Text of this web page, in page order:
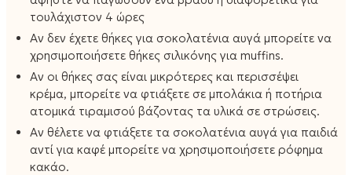
τουλάχιστον 4 ώρες
Αν δεν έχετε θήκες για σοκολατένια αυγά μπορείτε να
χρησιμοποιήσετε θήκες σιλικόνης για muffins.
Αν οι θήκες σας είναι μικρότερες και περισσέψει
κρέμα, μπορείτε να φτιάξετε σε μπολάκια ή ποτήρια
ατομικά τιραμισού βάζοντας τα υλικά σε στρώσεις.
Αν θέλετε να φτιάξετε τα σοκολατένια αυγά για παιδιά
αντί για καφέ μπορείτε να χρησιμοποιήσετε ρόφημα
κακάο.